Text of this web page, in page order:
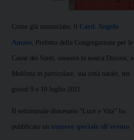
Come già annunciato, il Card. Angelo
Amato, Prefetto della Congregazione per le
Cause dei Santi, onorerà la nostra Diocesi, e
Molfetta in particolare, sua città natale, nei
giorni 9 e 10 luglio 2011.
Il settimanale diocesano “Luce e Vita” ha
pubblicato un numero speciale all’evento.